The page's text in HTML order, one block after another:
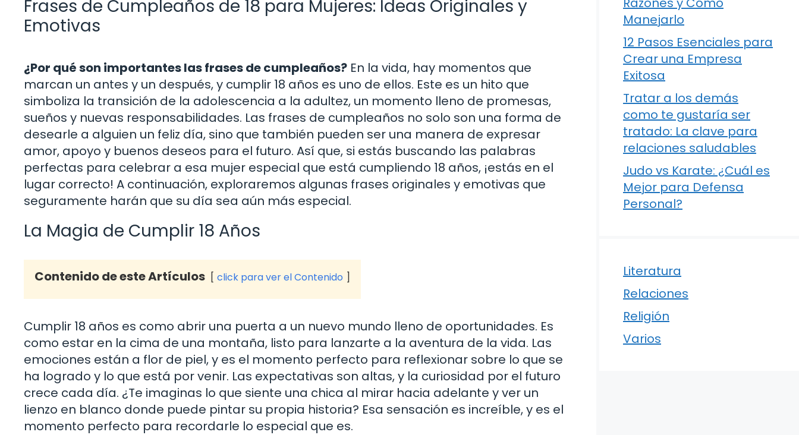
Frases de Cumpleaños de 18 para Mujeres: Ideas Originales y
Emotivas
¿Por qué son importantes las frases de cumpleaños? En la vida, hay momentos que
marcan un antes y un después, y cumplir 18 años es uno de ellos. Este es un hito que
simboliza la transición de la adolescencia a la adultez, un momento lleno de promesas,
sueños y nuevas responsabilidades. Las frases de cumpleaños no solo son una forma de
desearle a alguien un feliz día, sino que también pueden ser una manera de expresar
amor, apoyo y buenos deseos para el futuro. Así que, si estás buscando las palabras
perfectas para celebrar a esa mujer especial que está cumpliendo 18 años, ¡estás en el
lugar correcto! A continuación, exploraremos algunas frases originales y emotivas que
seguramente harán que su día sea aún más especial.
La Magia de Cumplir 18 Años
Contenido de este Artículos click para ver el Contenido
Cumplir 18 años es como abrir una puerta a un nuevo mundo lleno de oportunidades. Es
como estar en la cima de una montaña, listo para lanzarte a la aventura de la vida. Las
emociones están a flor de piel, y es el momento perfecto para reflexionar sobre lo que se
ha logrado y lo que está por venir. Las expectativas son altas, y la curiosidad por el futuro
crece cada día. ¿Te imaginas lo que siente una chica al mirar hacia adelante y ver un
lienzo en blanco donde puede pintar su propia historia? Esa sensación es increíble, y es el
momento perfecto para recordarle lo especial que es.
Manejarlo
12 Pasos Esenciales para
Crear una Empresa
Exitosa
Tratar a los demás
como te gustaría ser
tratado: La clave para
relaciones saludables
Judo vs Karate: ¿Cuál es
Mejor para Defensa
Personal?
Literatura
Relaciones
Religión
Varios